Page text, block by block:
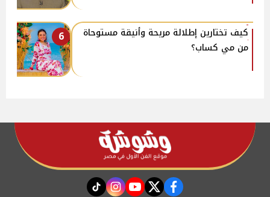
6
كيف تختارين إطلالة مريحة وأنيقة مستوحاة
من مي كساب؟
facebook
twitter
youtube
instagram
tiktok